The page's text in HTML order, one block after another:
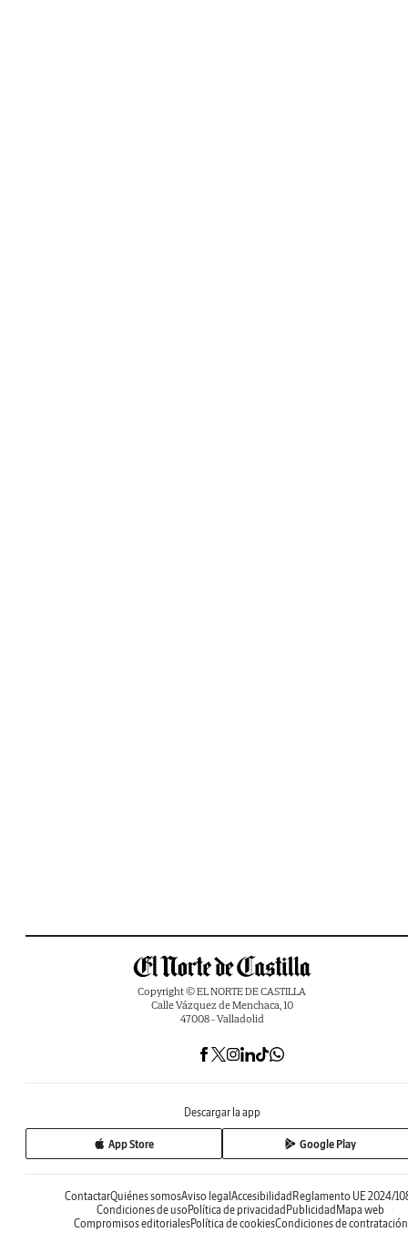
Copyright © EL NORTE DE CASTILLA
Calle Vázquez de Menchaca, 10
47008 - Valladolid
Descargar la app
App Store Google Play
ContactarQuiénes somosAviso legal Accesibilidad Reglamento UE 2024/
Condiciones de uso Política de privacidad Publicidad Mapa web
Compromisos editorialesPolítica de cookiesCondiciones de contratación